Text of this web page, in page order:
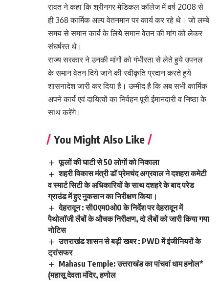
रावत ने कहा कि श्रीनगर मेडिकल कॉलेज में वर्ष 2008 से
ही 368 कार्मिक अल्प वेतनमान पर कार्य कर रहे थे। जो लम्बे
समय से समान कार्य के लिये समान वेतन की मांग को लेकर
संघर्षरत थे।
राज्य सरकार ने उनकी मांगों को गंभीरता से लेते हुये उपनल
के समान वेतन दिये जाने की स्वीकृति प्रदान करते हुये
शासनादेश जारी कर दिया है। उम्मीद है कि अब सभी कार्मिक
अपने कार्य एवं दायित्वों का निर्वहन पूरी ईमानदारी व निष्ठा के
साथ करेंगे।
You Might Also Like
फूलों की घाटी से 50 लोगों को निकाला
शहरी विकास मंत्री डॉ प्रेमचंद अग्रवाल ने दशहरा कमेटी
व स्मार्ट सिटी के अधिकारियों के साथ दशहरे के बाद परेड
ग्राउंड में हुए नुकसान का निरीक्षण किया।
देहरादून : सी0एम0ओ0 के निर्देश पर देहरादून में
पैथोलॉजी लैबों के औचक निरीक्षण, दो लैबों को जारी किया गया
नोटिस
उत्तराखंड शासन से बड़ी खबर : PWD में इंजीनियरों के
ट्रांसफर
Mahasu Temple: उत्तराखंड का पांचवां धाम हनोल*
(महासू देवता मंदिर, हणोल